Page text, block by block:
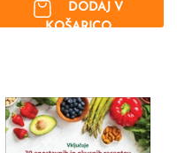
DODAJ V
KOŠARICO